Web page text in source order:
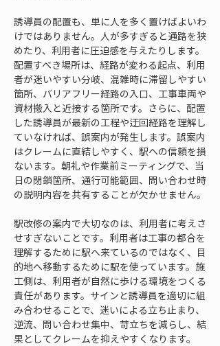
誘導員の配置も、単に人を多く置けばよいわ
けではありません。人が多すぎると通路を狭
めたり、利用者に圧迫感を与えたりします。
配置すべき場所は、経路が変わる起点、利用
者が迷いやすい分岐、混雑時に滞留しやすい
箇所、バリアフリー経路の入口、工事車両や
資材搬入と近接する箇所です。さらに、配置
した誘導員が最新の工程や迂回経路を理解し
ていなければ、誤案内が発生します。誤案内
はクレームに直結しやすく、駅への信頼を損
ないます。朝礼や作業前ミーティングで、当
日の閉鎖箇所、通行可能範囲、問い合わせ時
の説明内容を共有することが欠かせません。
駅改修の案内で大切なのは、利用者に考えさ
せすぎないことです。利用者は工事の都合を
理解するために駅へ来ているのではなく、目
的地へ移動するために駅を使っています。施
工側は、利用者が自然に歩ける環境をつくる
責任があります。サインと誘導員を適切に組
み合わせることで、迷いによる立ち止まり、
逆流、問い合わせ集中、苛立ちを減らし、結
果としてクレームを抑えやすくなります。